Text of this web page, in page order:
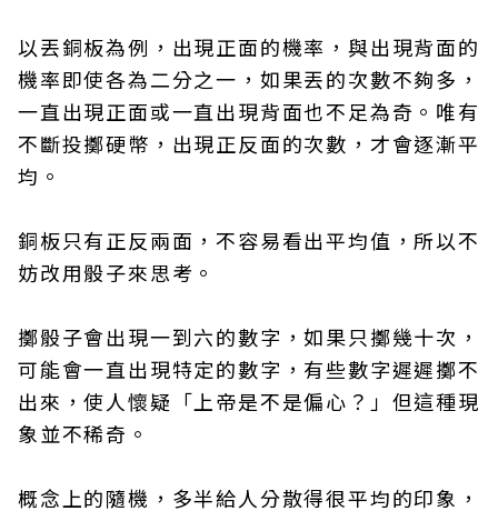
以丟銅板為例，出現正面的機率，與出現背面的
機率即使各為二分之一，如果丟的次數不夠多，
一直出現正面或一直出現背面也不足為奇。唯有
不斷投擲硬幣，出現正反面的次數，才會逐漸平
均。
銅板只有正反兩面，不容易看出平均值，所以不
妨改用骰子來思考。
擲骰子會出現一到六的數字，如果只擲幾十次，
可能會一直出現特定的數字，有些數字遲遲擲不
出來，使人懷疑「上帝是不是偏心？」但這種現
象並不稀奇。
概念上的隨機，多半給人分散得很平均的印象，